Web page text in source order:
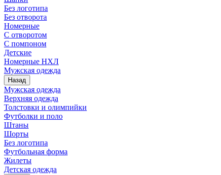
Без логотипа
Без отворота
Номерные
С отворотом
С помпоном
Детские
Номерные НХЛ
Мужская одежда
Назад
Мужская одежда
Верхняя одежда
Толстовки и олимпийки
Футболки и поло
Штаны
Шорты
Без логотипа
Футбольная форма
Жилеты
Детская одежда